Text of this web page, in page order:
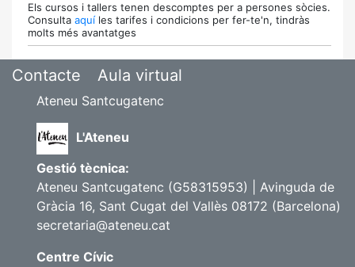
Els cursos i tallers tenen descomptes per a persones sòcies.
Consulta aquí les tarifes i condicions per fer-te'n, tindràs
molts més avantatges
Contacte Aula virtual
Ateneu Santcugatenc
L'Ateneu
Gestió tècnica:
Ateneu Santcugatenc (G58315953) | Avinguda de
Gràcia 16, Sant Cugat del Vallès 08172 (Barcelona)
secretaria@ateneu.cat
Centre Cívic